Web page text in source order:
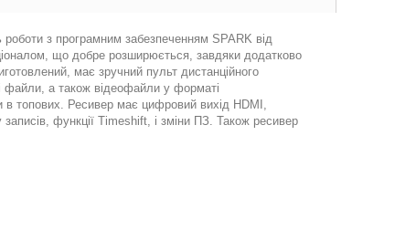
з програмним забезпеченням SPARK від
що добре розширюється, завдяки додатково
має зручний пульт дистанційного
файли, а також відеофайли у форматі
в топових. Ресивер має цифровий вихід HDMI,
функції Timeshift, і зміни ПЗ. Також ресивер